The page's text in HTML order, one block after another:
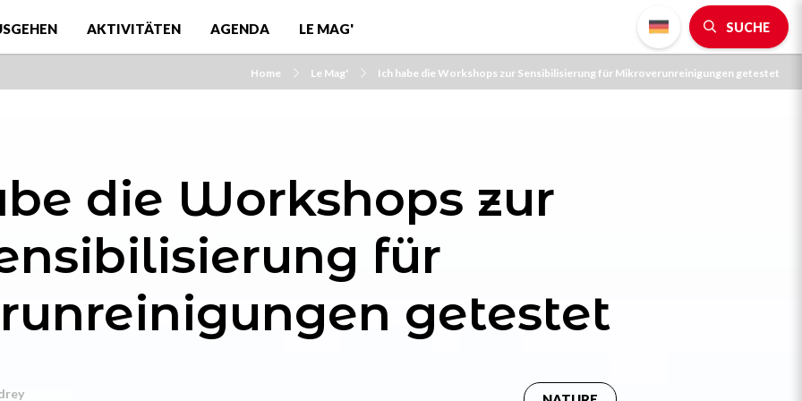
AKTIVITÄTEN AGENDA LE MAG' SUCHE
Home Le Mag' Ich habe die Workshops zur Sensibilisierung für Mikroverunreinigungen getestet
die Workshops zur
für
getestet